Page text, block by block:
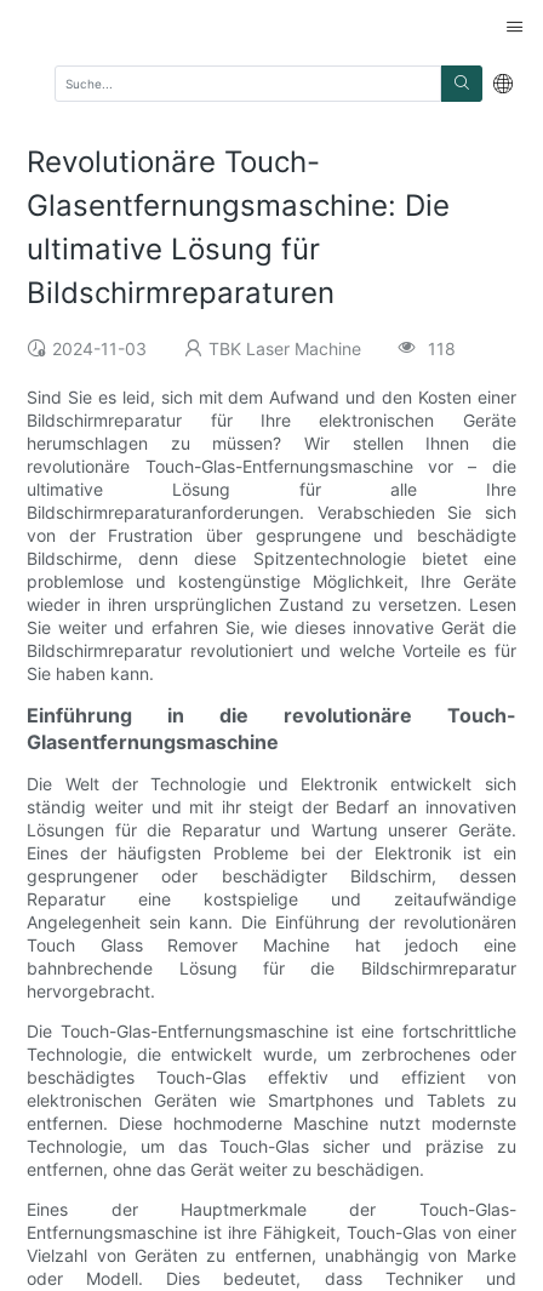
Revolutionäre Touch-
Glasentfernungsmaschine: Die
ultimative Lösung für
Bildschirmreparaturen
2024-11-03 TBK Laser Machine 118
Sind Sie es leid, sich mit dem Aufwand und den Kosten einer
Bildschirmreparatur für Ihre elektronischen Geräte
herumschlagen zu müssen? Wir stellen Ihnen die
revolutionäre Touch-Glas-Entfernungsmaschine vor – die
ultimative Lösung für alle Ihre
Bildschirmreparaturanforderungen. Verabschieden Sie sich
von der Frustration über gesprungene und beschädigte
Bildschirme, denn diese Spitzentechnologie bietet eine
problemlose und kostengünstige Möglichkeit, Ihre Geräte
wieder in ihren ursprünglichen Zustand zu versetzen. Lesen
Sie weiter und erfahren Sie, wie dieses innovative Gerät die
Bildschirmreparatur revolutioniert und welche Vorteile es für
Sie haben kann.
Einführung in die revolutionäre Touch-
Glasentfernungsmaschine
Die Welt der Technologie und Elektronik entwickelt sich
ständig weiter und mit ihr steigt der Bedarf an innovativen
Lösungen für die Reparatur und Wartung unserer Geräte.
Eines der häufigsten Probleme bei der Elektronik ist ein
gesprungener oder beschädigter Bildschirm, dessen
Reparatur eine kostspielige und zeitaufwändige
Angelegenheit sein kann. Die Einführung der revolutionären
Touch Glass Remover Machine hat jedoch eine
bahnbrechende Lösung für die Bildschirmreparatur
hervorgebracht.
Die Touch-Glas-Entfernungsmaschine ist eine fortschrittliche
Technologie, die entwickelt wurde, um zerbrochenes oder
beschädigtes Touch-Glas effektiv und effizient von
elektronischen Geräten wie Smartphones und Tablets zu
entfernen. Diese hochmoderne Maschine nutzt modernste
Technologie, um das Touch-Glas sicher und präzise zu
entfernen, ohne das Gerät weiter zu beschädigen.
Eines der Hauptmerkmale der Touch-Glas-
Entfernungsmaschine ist ihre Fähigkeit, Touch-Glas von einer
Vielzahl von Geräten zu entfernen, unabhängig von Marke
oder Modell. Dies bedeutet, dass Techniker und